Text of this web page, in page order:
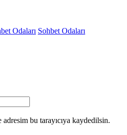
Odaları Sohbet Odaları
bu tarayıcıya kaydedilsin.